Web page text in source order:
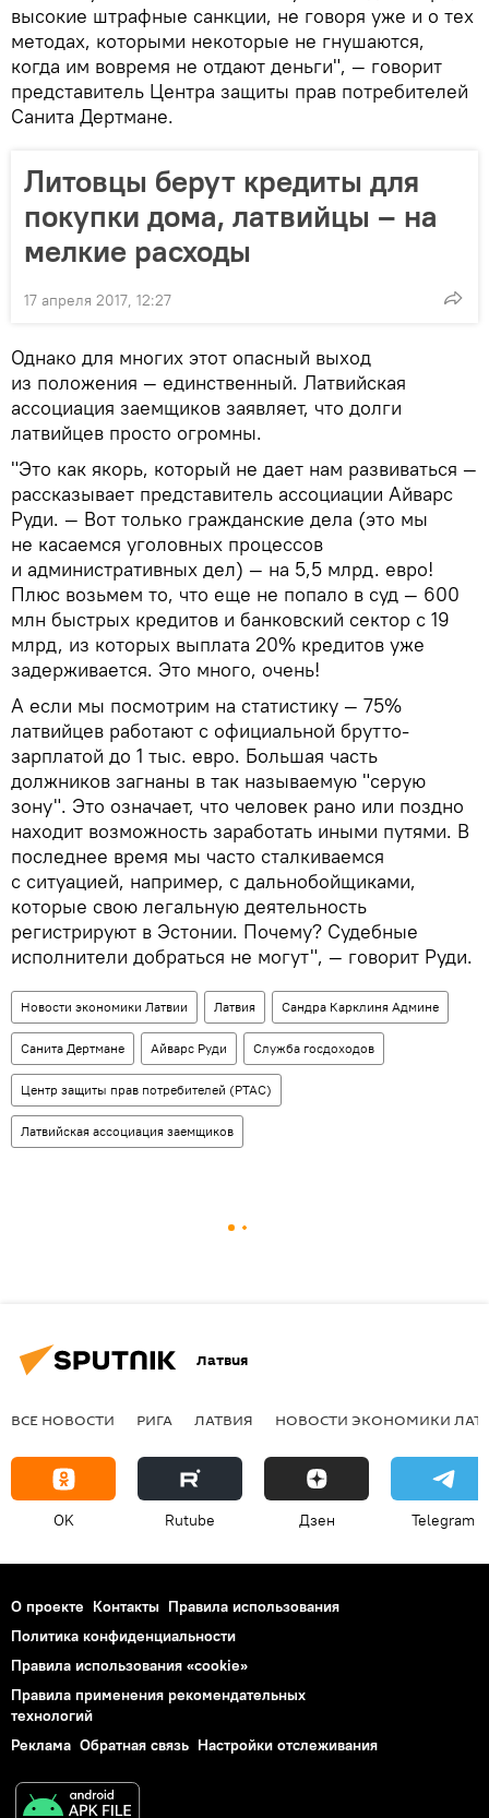
высокие штрафные санкции, не говоря уже и о тех
методах, которыми некоторые не гнушаются,
когда им вовремя не отдают деньги", — говорит
представитель Центра защиты прав потребителей
Санита Дертмане.
Литовцы берут кредиты для
покупки дома, латвийцы – на
мелкие расходы
17 апреля 2017, 12:27
Однако для многих этот опасный выход
из положения — единственный. Латвийская
ассоциация заемщиков заявляет, что долги
латвийцев просто огромны.
"Это как якорь, который не дает нам развиваться —
рассказывает представитель ассоциации Айварс
Руди. — Вот только гражданские дела (это мы
не касаемся уголовных процессов
и административных дел) — на 5,5 млрд. евро!
Плюс возьмем то, что еще не попало в суд — 600
млн быстрых кредитов и банковский сектор с 19
млрд, из которых выплата 20% кредитов уже
задерживается. Это много, очень!
А если мы посмотрим на статистику — 75%
латвийцев работают с официальной брутто-
зарплатой до 1 тыс. евро. Большая часть
должников загнаны в так называемую "серую
зону". Это означает, что человек рано или поздно
находит возможность заработать иными путями. В
последнее время мы часто сталкиваемся
с ситуацией, например, с дальнобойщиками,
которые свою легальную деятельность
регистрируют в Эстонии. Почему? Судебные
исполнители добраться не могут", — говорит Руди.
Новости экономики Латвии Латвия Сандра Карклиня Админе
Санита Дертмане Айварс Руди Служба госдоходов
Центр защиты прав потребителей (PTAC)
Латвийская ассоциация заемщиков
Латвия
ВСЕ НОВОСТИ РИГА ЛАТВИЯ НОВОСТИ ЭКОНОМИКИ
OK Rutube Дзен Telegram
О проекте Контакты Правила использования
Политика конфиденциальности
Правила использования «cookie»
Правила применения рекомендательных
технологий
Реклама Обратная связь Настройки отслеживания